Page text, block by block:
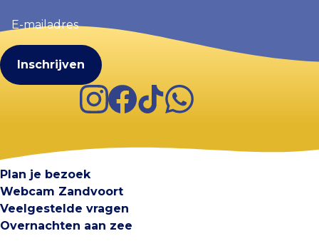
mailadres
(Vereist)
InstagramFacebook
TikTokWhatsApp
Plan je bezoek
Webcam Zandvoort
Veelgestelde vragen
Overnachten aan zee